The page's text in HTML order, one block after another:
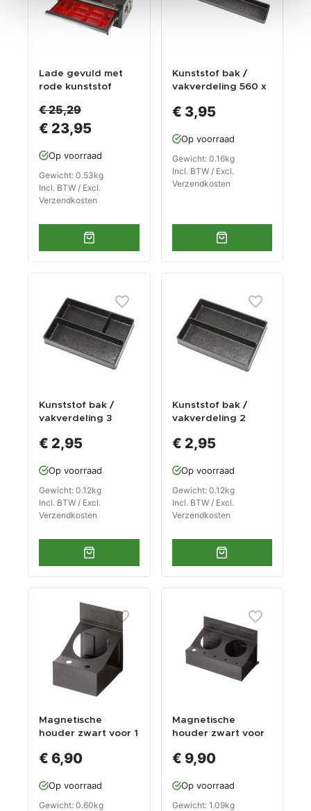
Lade gevuld met
rode kunststof
€ 25,29
€ 23,95
Op voorraad
Gewicht: 0.53kg
Incl. BTW / Excl.
Verzendkosten
Kunststof bak /
vakverdeling 560 x
gereedschapswage
€ 3,95
Op voorraad
Gewicht: 0.16kg
Incl. BTW / Excl.
Verzendkosten
Kunststof bak /
vakverdeling 3
38 mm voor
n
€ 2,95
Op voorraad
Gewicht: 0.12kg
Incl. BTW / Excl.
Verzendkosten
Kunststof bak /
vakverdeling 2
38 mm voor
n
€ 2,95
Op voorraad
Gewicht: 0.12kg
Incl. BTW / Excl.
Verzendkosten
Magnetische
houder zwart voor 1
€ 6,90
Op voorraad
Gewicht: 0.60kg
Magnetische
houder zwart voor
€ 9,90
Op voorraad
Gewicht: 1.09kg